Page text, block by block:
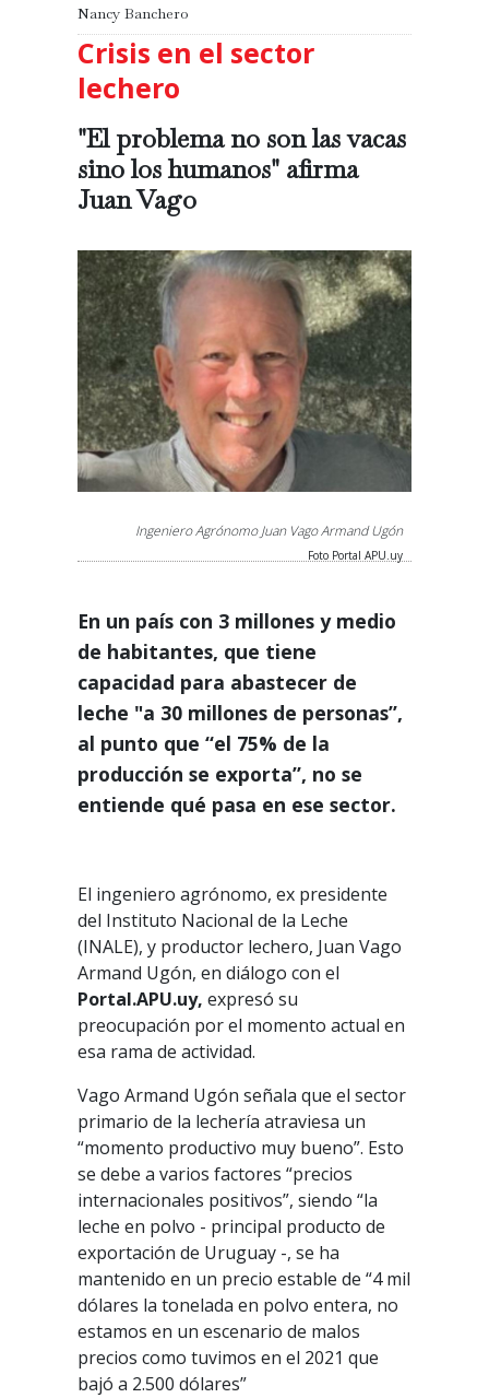
Nancy Banchero
Crisis en el sector
lechero
"El problema no son las vacas
sino los humanos" afirma
Juan Vago
Ingeniero Agrónomo Juan Vago Armand Ugón
Foto Portal APU.uy
En un país con 3 millones y medio
de habitantes, que tiene
capacidad para abastecer de
leche "a 30 millones de personas”,
al punto que “el 75% de la
producción se exporta”, no se
entiende qué pasa en ese sector.
El ingeniero agrónomo, ex presidente
del Instituto Nacional de la Leche
(INALE), y productor lechero, Juan Vago
Armand Ugón, en diálogo con el
Portal.APU.uy,expresó su
preocupación por el momento actual en
esa rama de actividad.
Vago Armand Ugón señala que el sector
primario de la lechería atraviesa un
“momento productivo muy bueno”. Esto
se debe a varios factores “precios
internacionales positivos”, siendo “la
leche en polvo - principal producto de
exportación de Uruguay -, se ha
mantenido en un precio estable de “4 mil
dólares la tonelada en polvo entera, no
estamos en un escenario de malos
precios como tuvimos en el 2021 que
bajó a 2.500 dólares”